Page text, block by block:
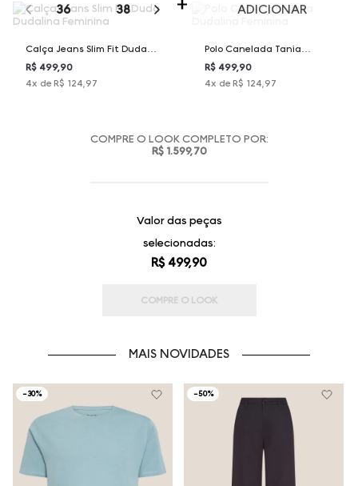
36 38 40 42 44
Calça Jeans Slim Fit Duda
Dudalina Feminina
R$ 499,90
4x de R$ 124,97
ADICIONAR
Polo Canelada Tania
Dudalina Feminina
R$ 499,90
4x de R$ 124,97
COMPRE O LOOK COMPLETO POR:
R$ 1.599,70
Valor das peças
selecionadas:
R$ 499,90
COMPRE O LOOK
MAIS NOVIDADES
-30% -50%